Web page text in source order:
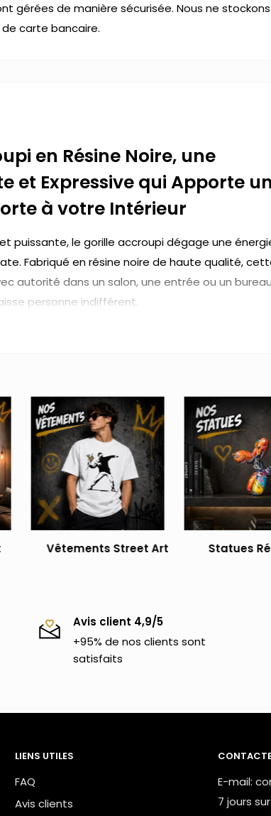
gérées de manière sécurisée. Nous ne stockons
carte bancaire.
en Résine Noire, une
et Expressive qui Apporte
à votre Intérieur
puissante, le gorille accroupi dégage une
Fabriqué en résine noire de haute qualité,
autorité dans un salon, une entrée ou un
personne indifférent.
destatues gorillepour trouver d'autres
à votre intérieur.
Vêtements Street Art Statues
Avis client 4,9/5
+95% de nos clients sont
satisfaits
LIENS UTILES
FAQ
Avis clients
E-mail:
7 jours